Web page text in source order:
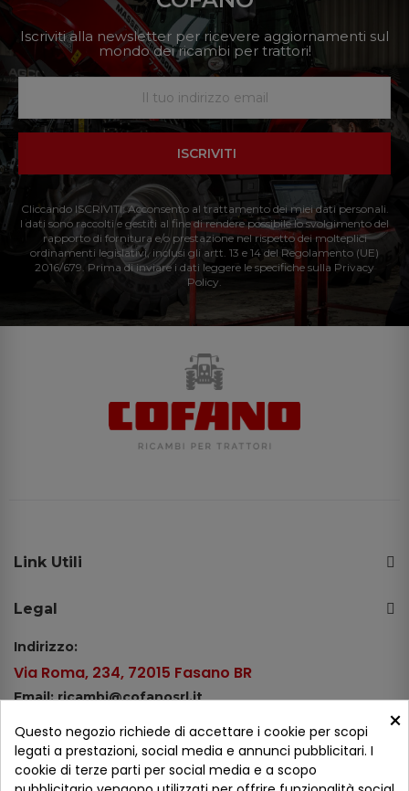
Iscriviti alla newsletter per ricevere aggiornamenti sul
mondo dei ricambi per trattori!
ISCRIVITI
Cliccando ISCRIVITI: Acconsento al trattamento dei miei dati personali.
I dati sono raccolti e gestiti al fine di rendere possibile lo svolgimento del
rapporto di fornitura e/o prestazione nel rispetto dei molteplici
ordinamenti legislativi, inclusi gli artt. 13 e 14 del Regolamento (UE)
2016/679. Prima di inviare i dati leggere le specifiche sulla Privacy
Policy.
Link Utili
Legal
Indirizzo:
Via Roma, 234, 72015 Fasano BR
Email: ricambi@cofanosrl.it
Tel.: +39 080 44 13 478
WhatsApp: +39 334 98 51 100
×
Questo negozio richiede di accettare i cookie per scopi
legati a prestazioni, social media e annunci pubblicitari. I
cookie di terze parti per social media e a scopo